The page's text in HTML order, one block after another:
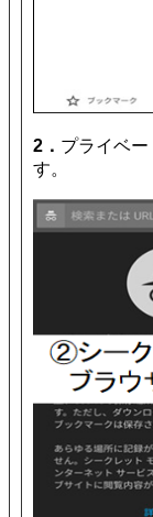
2． プライベ
す。